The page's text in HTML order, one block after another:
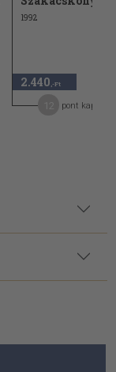
1992
2.440 ,-Ft
pont kapható